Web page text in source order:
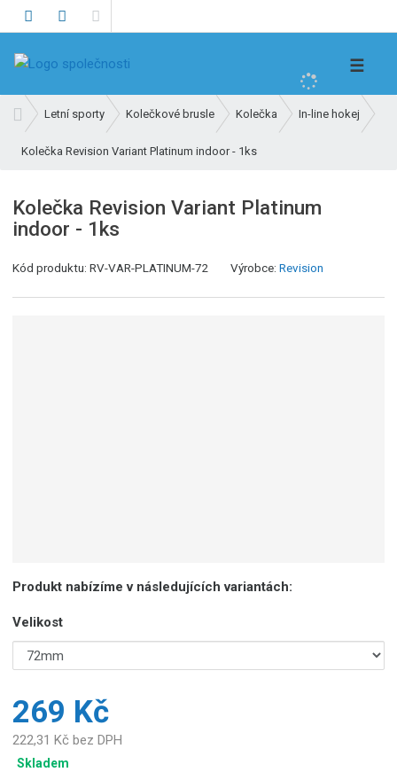
h
e
t
☰
v
o
í
s
r
Letní sporty Kolečkové brusle Kolečka In-line hokej
Kolečka Revision Variant Platinum indoor - 1ks
Kolečka Revision Variant Platinum
indoor - 1ks
Kód produktu:RV-VAR-PLATINUM-72 Výrobce:Revision
Produkt nabízíme v následujících variantách:
Velikost
269 Kč
222,31 Kč bez DPH
Skladem